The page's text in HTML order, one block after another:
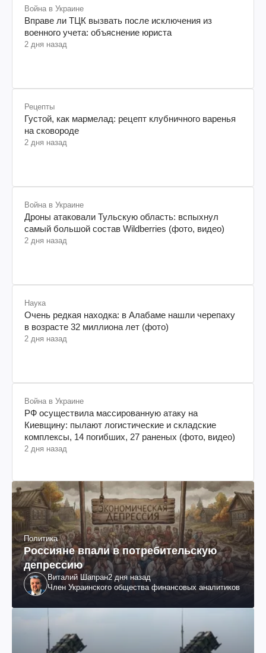
Война в Украине
Вправе ли ТЦК вызвать после исключения из
военного учета: объяснение юриста
2 дня назад
Рецепты
Густой, как мармелад: рецепт клубничного варенья
на сковороде
2 дня назад
Война в Украине
Дроны атаковали Тульскую область: вспыхнул
самый большой состав Wildberries (фото, видео)
2 дня назад
Наука
Очень редкая находка: в Алабаме нашли черепаху
в возрасте 32 миллиона лет (фото)
2 дня назад
Война в Украине
РФ осуществила массированную атаку на
Киевщину: пылают логистические и складские
комплексы, 14 погибших, 27 раненых (фото, видео)
2 дня назад
Политика
Россияне впали в потребительскую
депрессию
Виталий Шапран2 дня назад
Член Украинского общества финансовых аналитиков